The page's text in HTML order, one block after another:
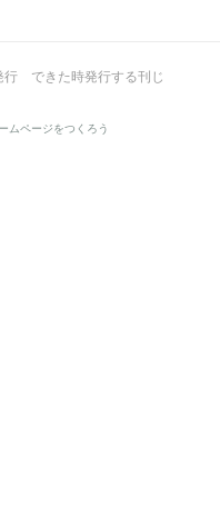
行 できた時発行する刊じ
ムページをつくろう